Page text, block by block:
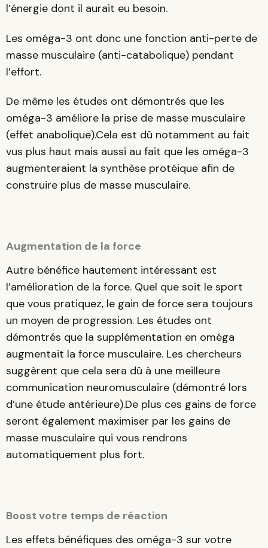
l’énergie dont il aurait eu besoin.
Les oméga-3 ont donc une fonction anti-perte de
masse musculaire (anti-catabolique) pendant
l’effort.
De même les études ont démontrés que les
oméga-3 améliore la prise de masse musculaire
(effet anabolique).Cela est dû notamment au fait
vus plus haut mais aussi au fait que les oméga-3
augmenteraient la synthèse protéique afin de
construire plus de masse musculaire.
Augmentation de la force
Autre bénéfice hautement intéressant est
l’amélioration de la force. Quel que soit le sport
que vous pratiquez, le gain de force sera toujours
un moyen de progression. Les études ont
démontrés que la supplémentation en oméga
augmentait la force musculaire. Les chercheurs
suggèrent que cela sera dû à une meilleure
communication neuromusculaire (démontré lors
d’une étude antérieure).De plus ces gains de force
seront également maximiser par les gains de
masse musculaire qui vous rendrons
automatiquement plus fort.
Boost votre temps de réaction
Les effets bénéfiques des oméga-3 sur votre